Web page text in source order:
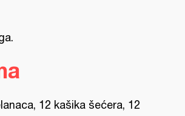
12 kašika šećera, 12